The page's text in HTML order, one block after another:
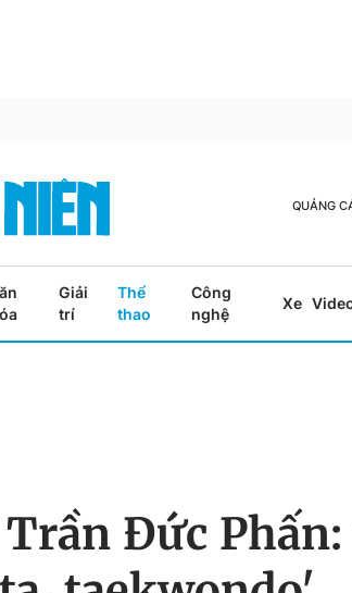
QUẢNG
Giải
trí
Thể
thao
Công
nghệ
Xe
Đức Phấn: